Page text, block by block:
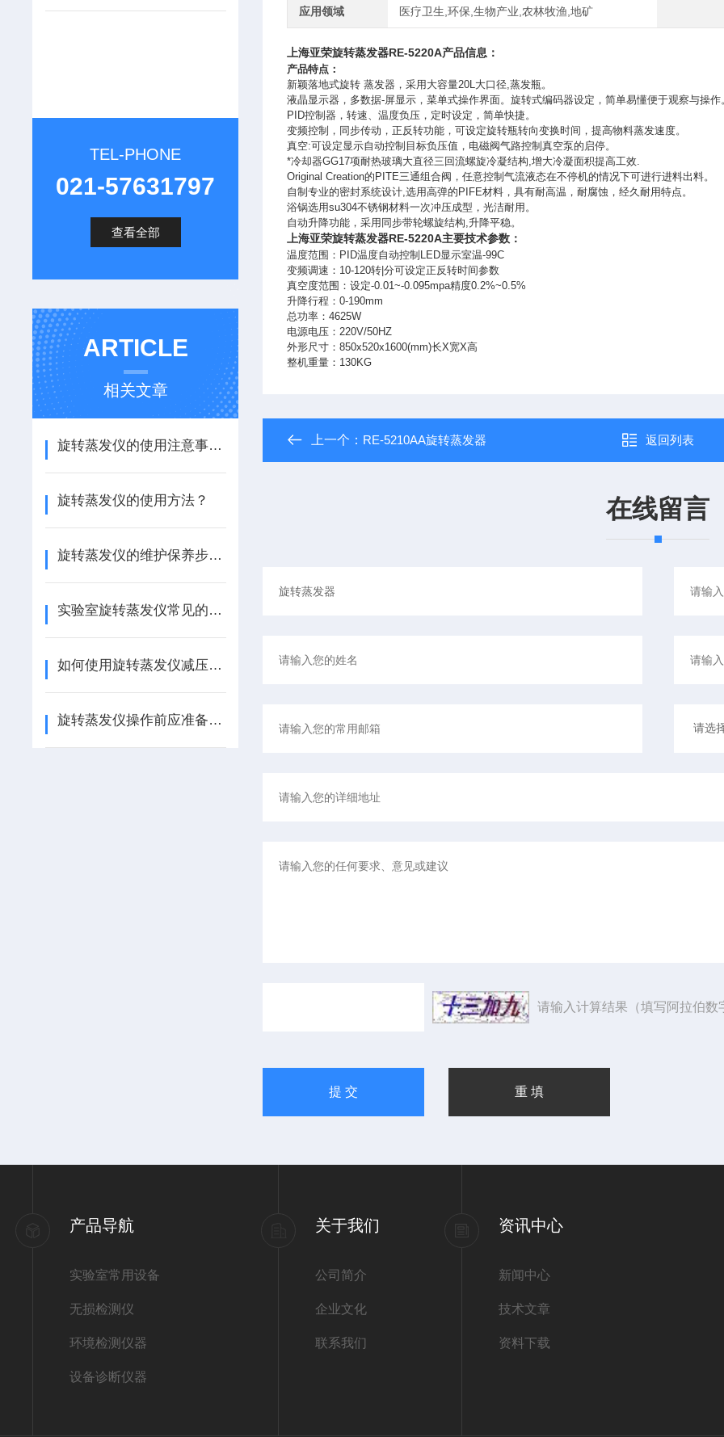
TEL-PHONE
021-57631797
查看全部
ARTICLE
相关文章
旋转蒸发仪的使用注意事项？
旋转蒸发仪的使用方法？
旋转蒸发仪的维护保养步骤？
实验室旋转蒸发仪常见的故障及处理方法？
如何使用旋转蒸发仪减压蒸馏
旋转蒸发仪操作前应准备的工作
应用领域 医疗卫生,环保,生物产业,农林牧渔,地矿
上海亚荣旋转蒸发器RE-5220A产品信息：
产品特点：
新颖落地式旋转 蒸发器，采用大容量20L大口径,蒸发瓶。
液晶显示器，多数据-屏显示，菜单式操作界面。旋转式编码器设定，简单易懂便于观察与操作
PID控制器，转速、温度负压，定时设定，简单快捷。
变频控制，同步传动，正反转功能，可设定旋转瓶转向变换时间，提高物料蒸发速度。
真空:可设定显示自动控制目标负压值，电磁阀气路控制真空泵的启停。
*冷却器GG17项耐热玻璃大直径三回流螺旋冷凝结构,增大冷凝面积提高工效.
Original Creation的PITE三通组合阀，任意控制气流液态在不停机的情况下可进行进料出料。
自制专业的密封系统设计,选用高弹的PIFE材料，具有耐高温，耐腐蚀，经久耐用特点。
浴锅选用su304不锈钢材料一次冲压成型，光洁耐用。
自动升降功能，采用同步带轮螺旋结构,升降平稳。
上海亚荣旋转蒸发器RE-5220A主要技术参数：
温度范围：PID温度自动控制LED显示室温-99C
变频调速：10-120转|分可设定正反转时间参数
真空度范围：设定-0.01~-0.095mpa精度0.2%~0.5%
升降行程：0-190mm
总功率：4625W
电源电压：220V/50HZ
外形尺寸：850x520x1600(mm)长X宽X高
整机重量：130KG
上一个： RE-5210AA旋转蒸发器 返回列表
在线留言
请输入计算结果（填写阿拉伯数
产品导航
实验室常用设备
无损检测仪
环境检测仪器
设备诊断仪器
关于我们
公司简介
企业文化
联系我们
资讯中心
新闻中心
技术文章
资料下载